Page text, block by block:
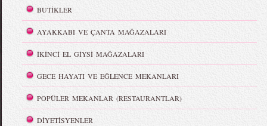
BUTİKLER
AYAKKABI VE ÇANTA MAĞAZALARI
İKİNCİ EL GİYSİ MAĞAZALARI
GECE HAYATI VE EĞLENCE MEKANLARI
POPÜLER MEKANLAR (RESTAURANTLAR)
DİYETİSYENLER